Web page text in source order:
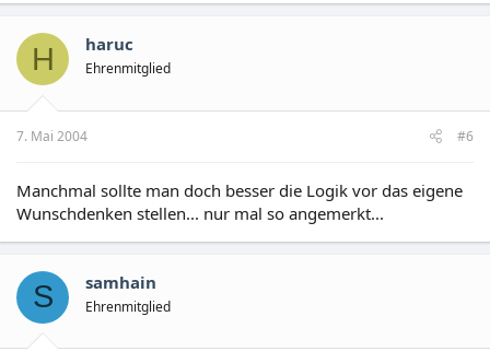
H haruc
Ehrenmitglied
7. Mai 2004 #6
Manchmal sollte man doch besser die Logik vor das eigene
Wunschdenken stellen... nur mal so angemerkt...
S samhain
Ehrenmitglied